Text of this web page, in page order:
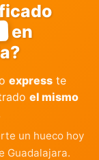
en
express te
el mismo
un hueco hoy
Guadalajara.